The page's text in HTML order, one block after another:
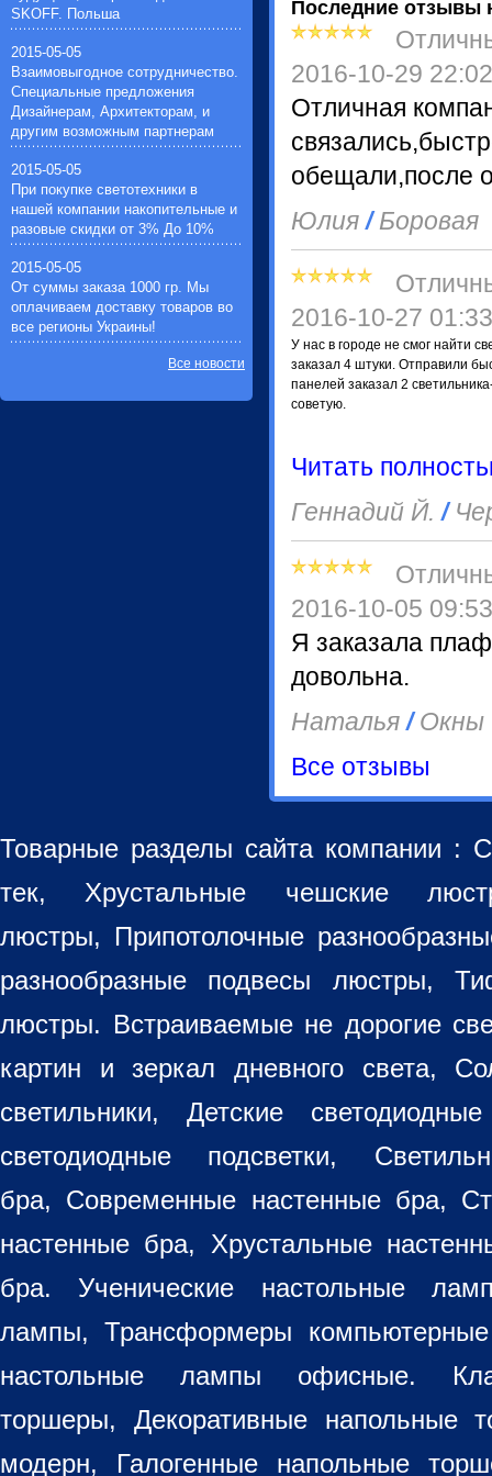
Последние отзывы
2016-10-29 22:02
Отличная
обещали,после
Юлия/Боровая
2016-10-27 01:33
У нас в городе не смог найти
заказал 4 штуки. Отправили
панелей заказал 2
советую.
Читать
Геннадий Й./
2016-10-05 09:53
Я заказала
довольна.
Наталья/Окны
Все отзывы
ламп)(12)
Импульсные зажигающие
устройства(1)
Устройства защиты галогенных
ламп(1)
Таймеры для автоматического
Фонари ручные
аккумуляторные(22)
SKOFF. Польша
2015-05-05
Взаимовыгодное сотрудничество.
Специальные предложения
Дизайнерам, Архитекторам, и
другим возможным партнерам
2015-05-05
При покупке светотехники в
нашей компании накопительные и
разовые скидки от 3% До 10%
2015-05-05
От суммы заказа 1000 гр. Мы
оплачиваем доставку товаров во
все регионы Украины!
Все новости
Товарные разделы сайта компании :
тек, Хрустальные чешские
люстры, Припотолочные
разнообразные подвесы люстры,
люстры. Встраиваемые не дорогие
картин и зеркал дневного света,
светильники, Детские
светодиодные подсветки,
бра, Современные настенные бра,
настенные бра, Хрустальные
бра. Ученические настольные
лампы, Трансформеры
настольные лампы офисные.
торшеры, Декоративные напольные
модерн, Галогенные напольные